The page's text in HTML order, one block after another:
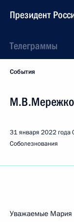
Президент
Телеграммы
События
31 января 2022 года
Соболезнования
Уважаемые Мария